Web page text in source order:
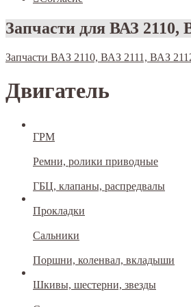
Запчасти для ВАЗ 2110,
Запчасти ВАЗ 2110, ВАЗ 2111, ВАЗ
Двигатель
ГРМ
Ремни, ролики приводные
ГБЦ, клапаны, распредвалы
Прокладки
Сальники
Поршни, коленвал, вкладыши
Шкивы, шестерни, звезды